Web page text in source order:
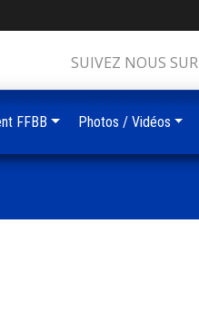
SUIVEZ NOUS SUR
FFBB Photos / Vidéos